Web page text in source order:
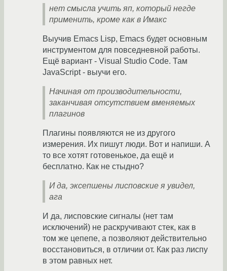
нет смысла учить яп, который негде
применить, кроме как в Имакс
Выучив Emacs Lisp, Emacs будет основным
инструментом для повседневной работы.
Ещё вариант - Visual Studio Code. Там
JavaScript - выучи его.
Начиная от производительности,
заканчивая отсутствием вменяемых
плагинов
Плагины появляются не из другого
измерения. Их пишут люди. Вот и напиши. А
то все хотят готовенькое, да ещё и
бесплатно. Как не стыдно?
И да, эксепшены лисповские я увидел,
ага
И да, лисповские сигналы (нет там
исключений) не раскручивают стек, как в
том же цепепе, а позволяют действительно
восстановиться, в отличии от. Как раз лиспу
в этом равных нет.